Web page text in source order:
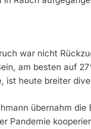
war nicht
am besten auf
ist heute breiter
übernahm die
Pandemie